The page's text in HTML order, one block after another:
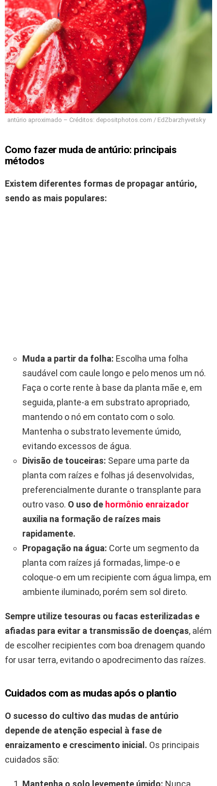
antúrio aproximado – Créditos: depositphotos.com / EdZbarzhyvetsky
Como fazer muda de antúrio: principais
métodos
Existem diferentes formas de propagar antúrio,
sendo as mais populares:
Muda a partir da folha: Escolha uma folha
saudável com caule longo e pelo menos um nó.
Faça o corte rente à base da planta mãe e, em
seguida, plante-a em substrato apropriado,
mantendo o nó em contato com o solo.
Mantenha o substrato levemente úmido,
evitando excessos de água.
Divisão de touceiras: Separe uma parte da
planta com raízes e folhas já desenvolvidas,
preferencialmente durante o transplante para
outro vaso. O uso de hormônio enraizador
auxilia na formação de raízes mais
rapidamente.
Propagação na água: Corte um segmento da
planta com raízes já formadas, limpe-o e
coloque-o em um recipiente com água limpa, em
ambiente iluminado, porém sem sol direto.
Sempre utilize tesouras ou facas esterilizadas e
afiadas para evitar a transmissão de doenças, além
de escolher recipientes com boa drenagem quando
for usar terra, evitando o apodrecimento das raízes.
Cuidados com as mudas após o plantio
O sucesso do cultivo das mudas de antúrio
depende de atenção especial à fase de
enraizamento e crescimento inicial. Os principais
cuidados são: